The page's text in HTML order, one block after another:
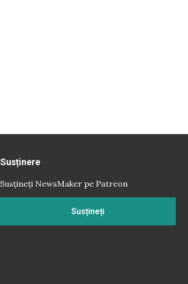
Susținere
Susțineți NewsMaker pe Patreon
Susțineți